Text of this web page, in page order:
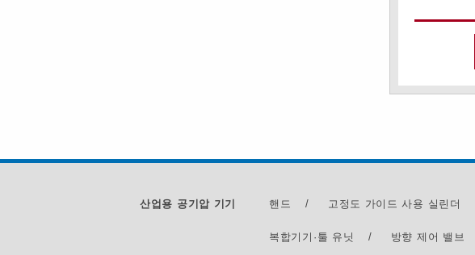
산업용 공기압 기기 핸드 / 고정도 가이드 사용 실린더
복합기기·툴 유닛 / 방향 제어 밸브